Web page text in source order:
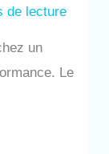
de lecture
un
Le